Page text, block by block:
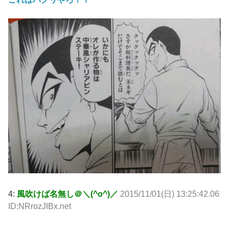
4: 風吹けば名無し＠＼(^o^)／ 2015/11/01(日) 13:25:42.06
ID:NRrozJIBx.net